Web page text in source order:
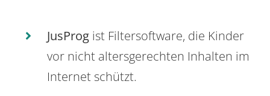
JusProg ist Filtersoftware, die Kinder
vor nicht altersgerechten Inhalten im
Internet schützt.